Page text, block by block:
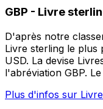
GBP - Livre
D'après notre
Livre sterling le plus
USD. La devise
l'abréviation GBP.
Plus d'infos sur